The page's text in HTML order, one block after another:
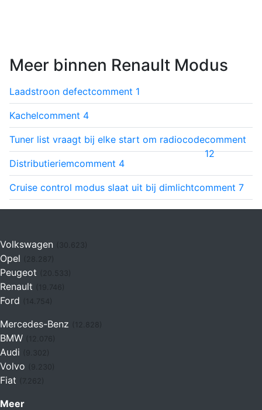
Meer binnen Renault Modus
Laadstroon defectcomment 1
Kachelcomment 4
Tuner list vraagt bij elke start om radiocodecomment
12
Distributieriemcomment 4
Cruise control modus slaat uit bij dimlichtcomment 7
Volkswagen (30.623)
Opel
Peugeot
Renault (19.746)
Ford (14.754)
Mercedes-Benz
BMW (12.076)
Audi
Volvo
Fiat (7.262)
Meer